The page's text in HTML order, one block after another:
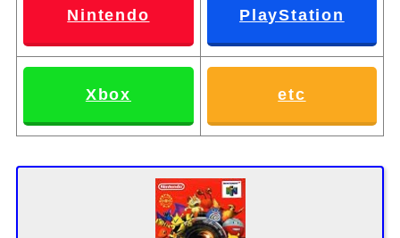
Nintendo PlayStation
Xbox etc